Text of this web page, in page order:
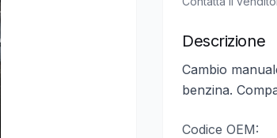
Descrizione
Cambio
benzina.
Codice OEM: